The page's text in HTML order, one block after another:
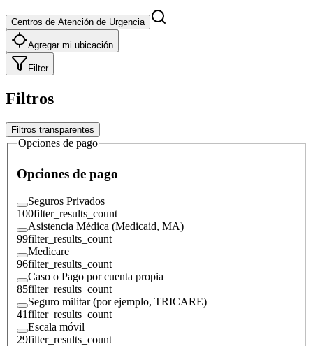
Centros de Atención de Urgencia
Agregar mi ubicación
Filter
Filtros
Filtros transparentes
Opciones de pago
Opciones de pago
Seguros Privados
100filter_results_count
Asistencia Médica (Medicaid, MA)
99filter_results_count
Medicare
96filter_results_count
Caso o Pago por cuenta propia
85filter_results_count
Seguro militar (por ejemplo, TRICARE)
41filter_results_count
Escala móvil
29filter_results_count